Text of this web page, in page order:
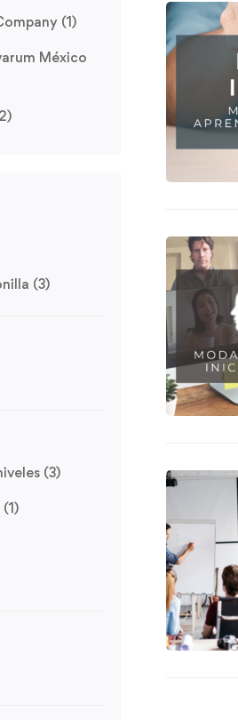
(1)
México
(3)
(3)
(1)